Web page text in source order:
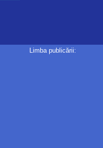
Limba publicării: